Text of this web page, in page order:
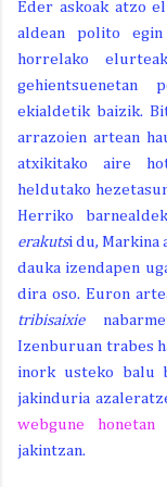
Eder askoak atzo
aldean polito
horrelako
gehientsuenetan
ekialdetik baizik.
arrazoien artean
atxikitako aire
heldutako
Herriko
erakutsi du, Markina
dauka izendapen
dira oso. Euron
tribisaixie
Izenburuan trabes
inork usteko balu
jakinduria
webgune honetan
jakintzan.